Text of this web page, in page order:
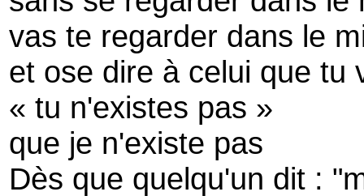
vas te regarder dans le
et ose dire à celui que tu
« tu n'existes pas »
que je n'existe pas
Dès que quelqu'un dit :